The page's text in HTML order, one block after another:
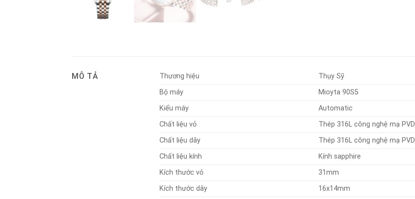
MÔ TẢ Thương hiệu
Thụy Sỹ
Bộ máy
Mioyta 90S5
Kiểu máy
Automatic
Chất liệu vỏ
Thép 316L công nghệ mạ PVD
Chất liệu dây
Thép 316L công nghệ mạ PVD
Chất liệu kính
Kính sapphire
Kích thước vỏ
31mm
Kích thước dây
16x14mm